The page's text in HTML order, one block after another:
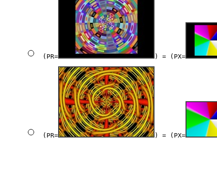
(PR= ) = (PX=
(PR= ) = (PX=